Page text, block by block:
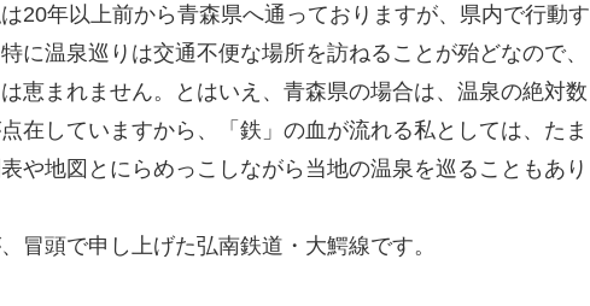
20年以上前から青森県へ通っておりますが、県内で行動す
に温泉巡りは交通不便な場所を訪ねることが殆どなので、
恵まれません。とはいえ、青森県の場合は、温泉の絶対数
在していますから、「鉄」の血が流れる私としては、たま
や地図とにらめっこしながら当地の温泉を巡ることもあり
冒頭で申し上げた弘南鉄道・大鰐線です。